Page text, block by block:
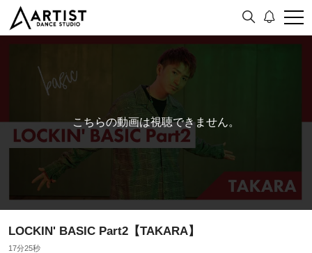
こちらの動画は視聴できません。
LOCKIN' BASIC Part2【TAKARA】
17分25秒